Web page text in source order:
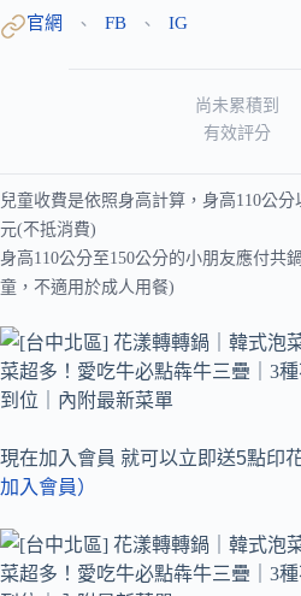
官網 、 FB 、 IG
尚未累積到
有效評分
兒童收費是依照身高計算，身高110公
元(不抵消費)
身高110公分至150公分的小朋友應付共
童，不適用於成人用餐)
現在加入會員 就可以立即送5點印
加入會員）